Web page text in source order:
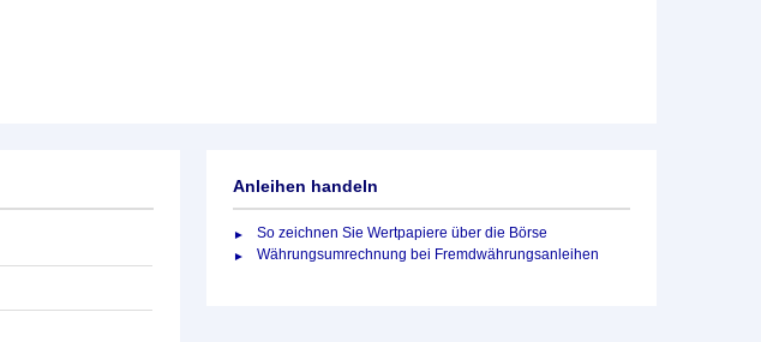
Anleihen handeln
So zeichnen Sie Wertpapiere über die Börse
Währungsumrechnung bei Fremdwährungsanleihen